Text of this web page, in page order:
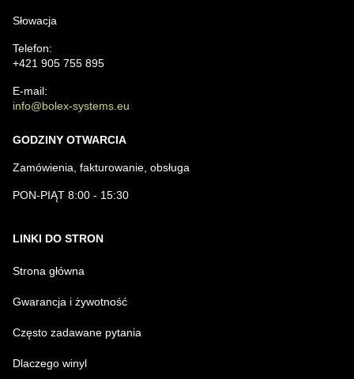
Słowacja
Telefon:
+421 905 755 895
E-mail:
info@bolex-systems.eu
GODZINY OTWARCIA
Zamówienia, fakturowanie, obsługa
PON-PIĄT 8:00 - 15:30
LINKI DO STRON
Strona główna
Gwarancja i żywotność
Często zadawane pytania
Dlaczego winyl